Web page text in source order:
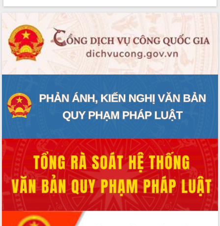
Lễ truy điệu và an táng hài cốt liệt sĩ
tại Nghĩa trang Liệt sĩ xã Sơn Hòa
Bàn giải pháp tháo gỡ khó khăn trong
xuất khẩu sầu riêng và triển khai quy
định EUDR
Thứ trưởng Bộ Nông nghiệp và Môi
trường Nguyễn Hoàng Hiệp khảo sát
Trình diễn nghệ thuật chế biến các
món ăn từ sầu riêng
Đắk Lắk công bố Quy hoạch và xúc
Ngành cá ngừ Đắk Lắk chủ động thích
ứng để giữ vững thị trường xuất khẩu
Diễn đàn Kinh tế tư nhân Việt Nam đột
phá cơ chế - Hợp tác công tư
Đề án 06 tạo bước ngoặt đột phá trong
cải cách hành chính tỉnh Đắk Lắk
Kết nối tour, đẩy mạnh chuyển đổi số
để phát triển du lịch Đắk Lắk